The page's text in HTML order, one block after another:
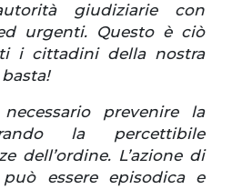
giudiziarie con
urgenti. Questo è ciò
i cittadini della nostra
prevenire la
la percettibile
dell’ordine. L’azione di
essere episodica e